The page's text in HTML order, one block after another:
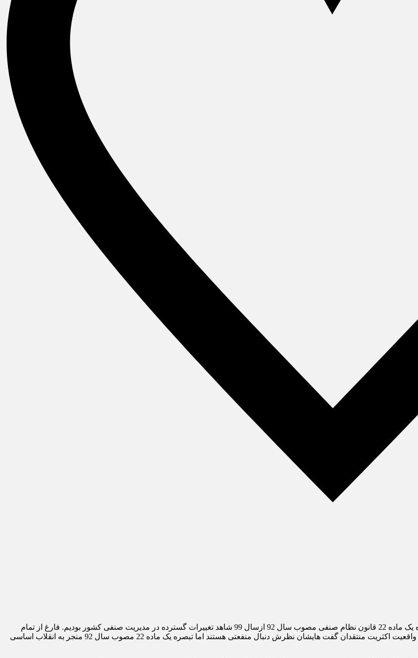
اخبارصنفی- با اجرای رای هیات عمومی دیوان عدالت اداری در خصوص تبصره یک ماده 22 قانون نظام صنفی مصوب سال 92 ازسال 99 شاهد تغییرات گسترده در مدیریت صنفی کشور بودیم. فارغ از تمام
اظهار نظرهای که بدون شک به نوعی منفعت شخصی را دنبال می کنند اما در واقعیت اکثریت منتقدان گفت هایشان نظرش دنبال منفعتی هستند اما تبصره یک ماده 22 مصوب سال 92 منجر به انقلاب اساسی